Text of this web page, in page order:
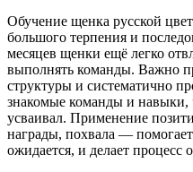
Обучение щенка русской
большого терпения и
месяцев щенки ещё легко
выполнять команды. Важно
структуры и систематично
знакомые команды и
усваивал. Применение
награды, похвала —
ожидается, и делает процесс